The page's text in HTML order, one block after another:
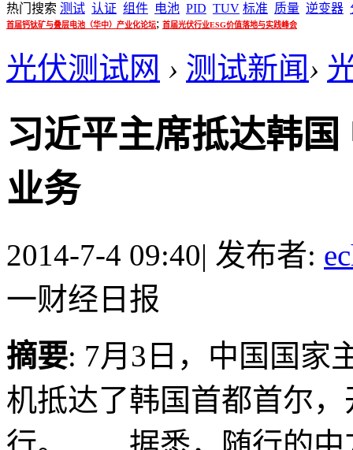
热门搜索 测试 认证 组件 电池 PID TUV 标准 质量 逆变器
首届钙钛矿与叠层电池（华中）产业化论坛; 首届光伏行业ESG价值落地与实践峰会
光伏测试网 › 测试新闻›
习近平主席抵达韩
业务
2014-7-4 09:40| 发布者:
一财经日报
摘要: 7月3日，中国国家
机抵达了韩国首都首尔